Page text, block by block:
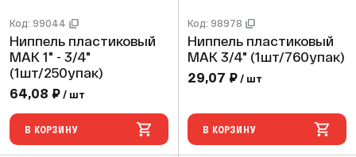
Код: 99044
Ниппель пластиковый
МАК 1" - 3/4"
(1шт/250упак)
64,08 ₽ / шт
В КОРЗИНУ
Код: 98978
Ниппель пластиковый
МАК 3/4" (1шт/760упак)
29,07 ₽ / шт
В КОРЗИНУ